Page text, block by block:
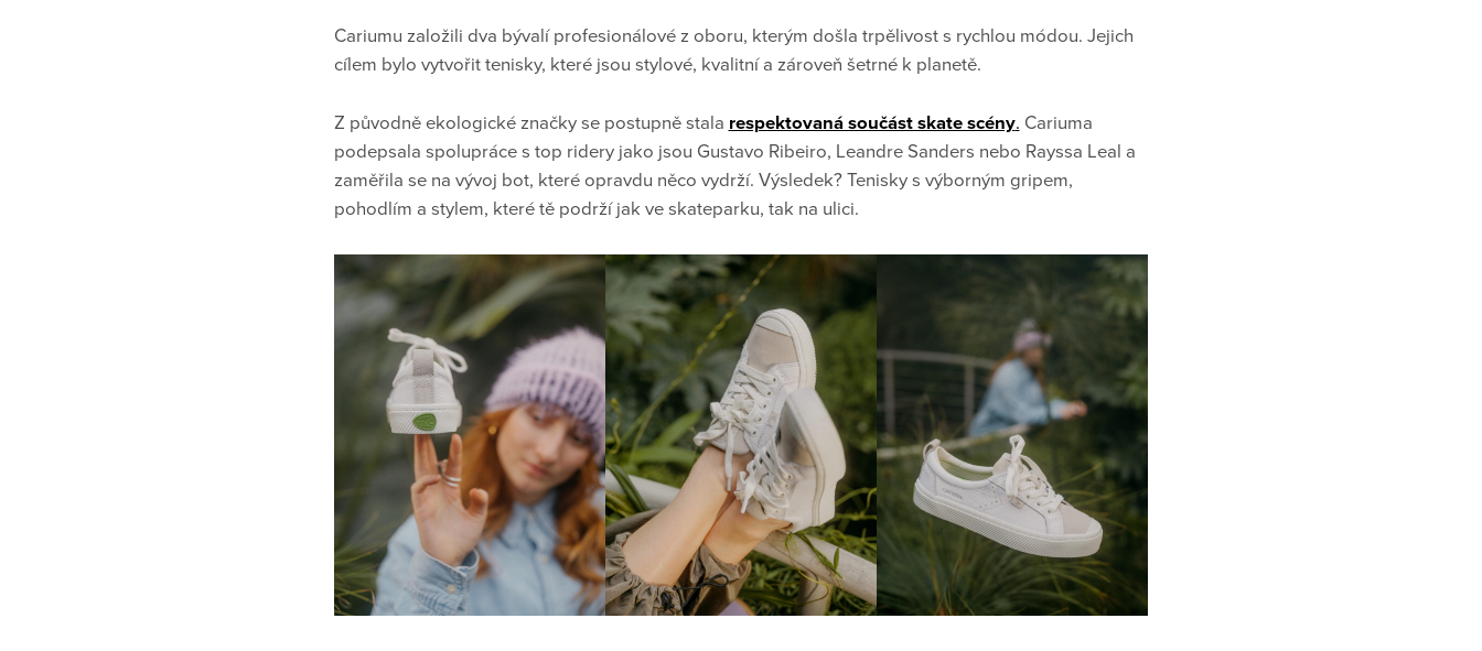
Cariumu založili dva bývalí profesionálové z oboru, kterým došla trpělivost s rychlou módou. Jejich
cílem bylo vytvořit tenisky, které jsou stylové, kvalitní a zároveň šetrné k planetě.
Z původně ekologické značky se postupně stala respektovaná součást skate scény. Cariuma
podepsala spolupráce s top ridery jako jsou Gustavo Ribeiro, Leandre Sanders nebo Rayssa Leal a
zaměřila se na vývoj bot, které opravdu něco vydrží. Výsledek? Tenisky s výborným gripem,
pohodlím a stylem, které tě podrží jak ve skateparku, tak na ulici.